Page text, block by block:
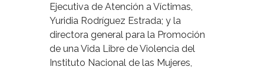
Ejecutiva de Atención a Víctimas,
Yuridia Rodríguez Estrada; y la
directora general para la Promoción
de una Vida Libre de Violencia del
Instituto Nacional de las Mujeres,